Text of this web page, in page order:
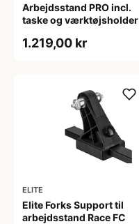
Arbejdsstand PRO incl.
taske og værktøjsholder
1.219,00 kr
ELITE
Elite Forks Support til
arbejdsstand Race FC